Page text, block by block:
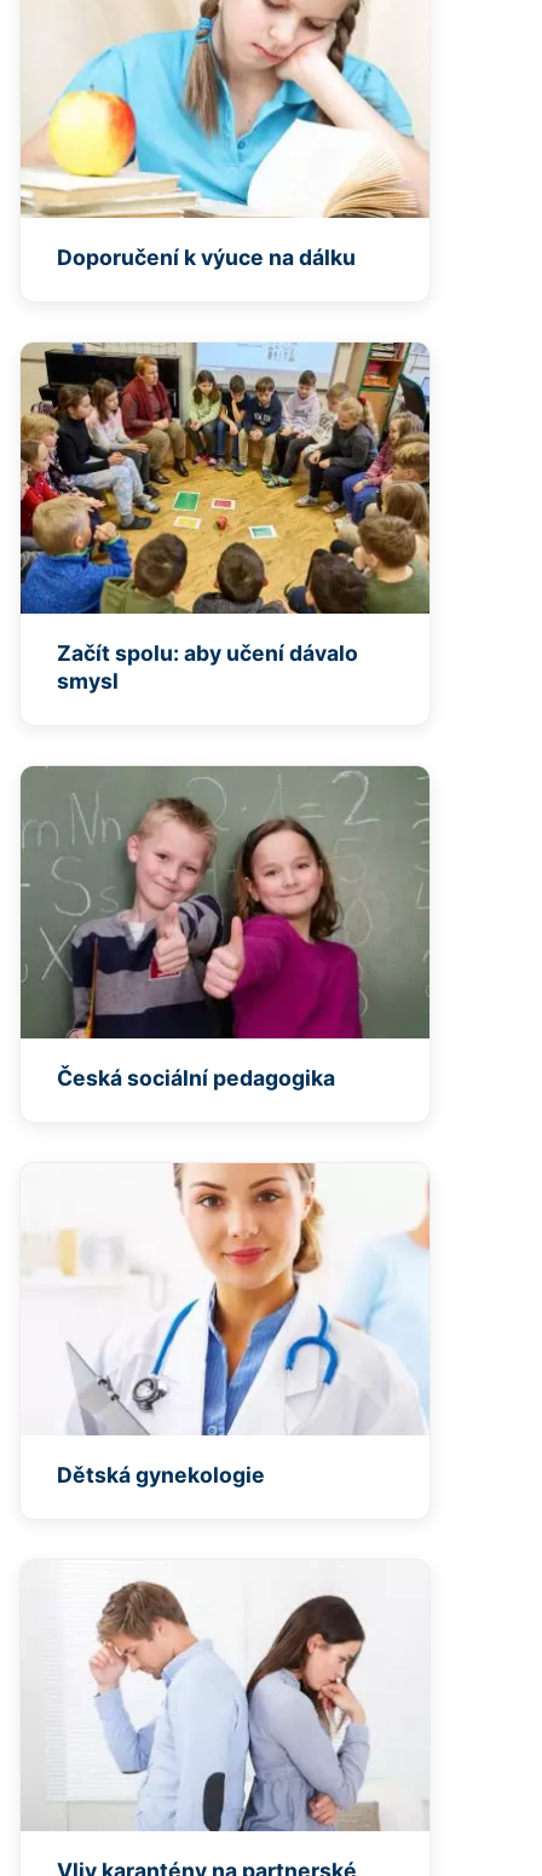
Doporučení k výuce na dálku
Začít spolu: aby učení dávalo
smysl
Česká sociální pedagogika
Dětská gynekologie
Vliv karantény na partnerské